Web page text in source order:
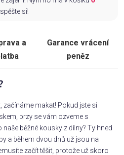
si!
a
Garance vrácení
peněz
začínáme makat! Pokud jste si
brzy se vám ozveme s
běžné kousky z dílny? Ty hned
a během dvou dnů už jsou na
začít těšit, protože už skoro